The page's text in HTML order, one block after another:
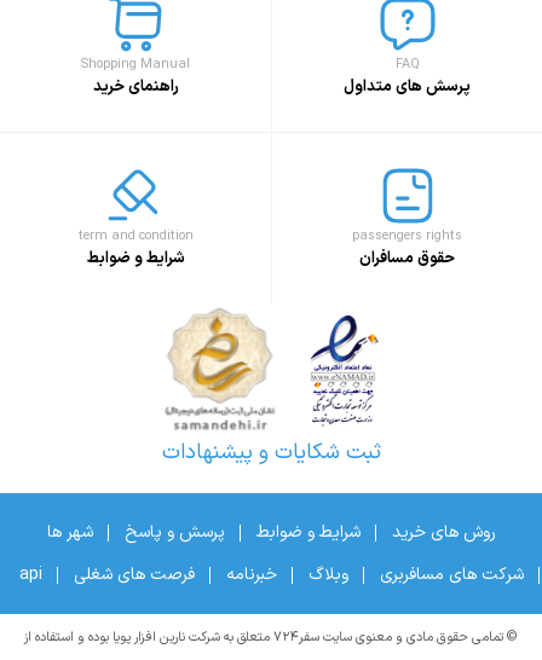
FAQ
پرسش های متداول
Shopping Manual
راهنمای خرید
passengers rights
حقوق مسافران
term and condition
شرایط و ضوابط
ثبت شکایات و پیشنهادات
روش های خرید شرایط و ضوابط پرسش و پاسخ
شهر ها
شرکت های مسافربری
وبلاگ خبرنامه فرصت های شغلی api
© تمامی حقوق مادی و معنوی سایت سفر۷۲۴ متعلق به شرکت نارین افزار پویا بوده و استفاده از